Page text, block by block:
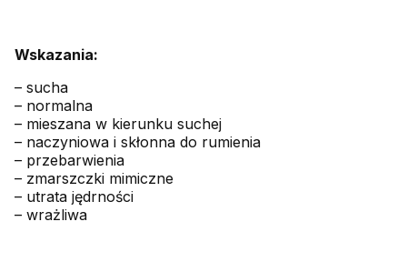
Wskazania:
– sucha
– normalna
– mieszana w kierunku suchej
– naczyniowa i skłonna do rumienia
– przebarwienia
– zmarszczki mimiczne
– utrata jędrności
– wrażliwa